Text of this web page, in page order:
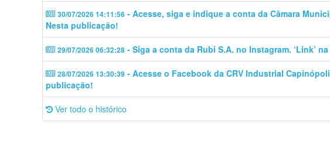
30/07/2026 14:11:56 - Acesse, siga e indique a conta da Câmara
Nesta publicação!
29/07/2026 06:32:28 - Siga a conta da Rubi S.A. no Instagram. ‘Link’
28/07/2026 13:30:39 - Acesse o Facebook da CRV Industrial
publicação!
Ver todo o histórico